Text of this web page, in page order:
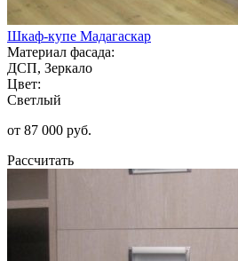
Шкаф-купе Мадагаскар
Материал фасада:
ДСП, Зеркало
Цвет:
Светлый
от 87 000 руб.
Рассчитать